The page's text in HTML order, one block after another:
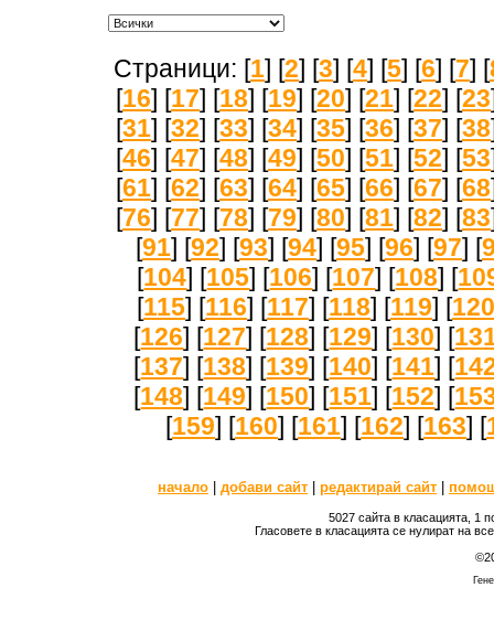
Страници: [1] [2] [3] [4] [5] [6] [7] [
[16] [17] [18] [19] [20] [21] [22] [23
[31] [32] [33] [34] [35] [36] [37] [38
[46] [47] [48] [49] [50] [51] [52] [53
[61] [62] [63] [64] [65] [66] [67] [68
[76] [77] [78] [79] [80] [81] [82] [83
[91] [92] [93] [94] [95] [96] [97] [
[104] [105] [106] [107] [108] [
[115] [116] [117] [118] [119] [120
[126] [127] [128] [129] [130] [
[137] [138] [139] [140] [141] [
[148] [149] [150] [151] [152] [
[159] [160] [161] [162] [163] [
начало | добави сайт | редактирай сайт |
5027 сайта в класацията, 1
Гласовете в класацията се нулират на